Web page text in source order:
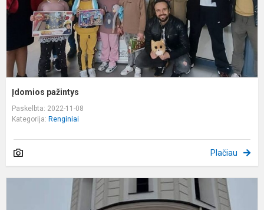
Įdomios pažintys
Paskelbta: 2022-11-08
Kategorija: Renginiai
Plačiau